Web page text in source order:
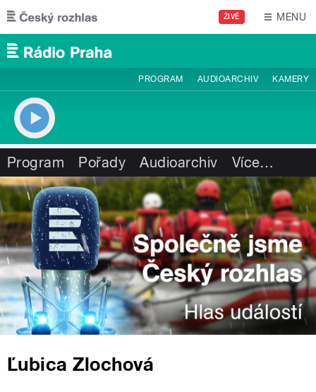
Přejít k hlavnímu obsahu
ŽIVĚ MENU
PROGRAM AUDIOARCHIV KAMERY
Program Pořady Audioarchiv Více…
Ľubica Zlochová